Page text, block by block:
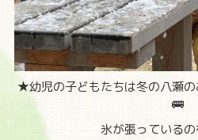
★幼児の子どもたちは冬の八瀬
🚌
氷が張っているの